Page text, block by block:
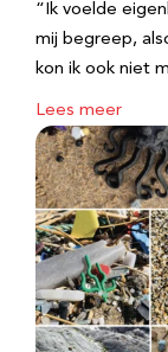
“Ik voelde
mij begreep,
kon ik ook niet
Lees meer